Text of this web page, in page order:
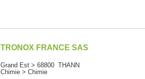
TRONOX FRANCE SAS
Grand Est > 68800 THANN
Chimie > Chimie